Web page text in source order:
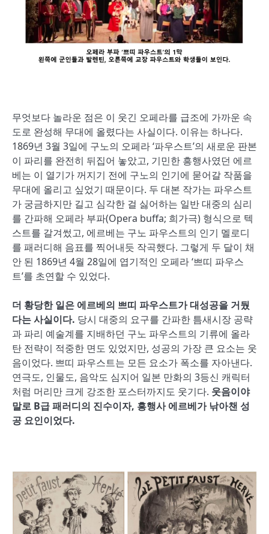
무엇보다 놀라운 점은 이 웃긴 오페라를 급조에 가까운 속
도로 완성해 무대에 올렸다는 사실이다. 이유는 하나다.
1869년 3월 3일에 구노의 오페라 ‘파우스트’의 새로운 판본
이 파리를 완전히 뒤집어 놓았고, 기민한 흥행사였던 에르
베는 이 열기가 꺼지기 전에 구노의 인기에 묻어갈 작품을
무대에 올리고 싶었기 때문이다. 두 대본 작가는 파우스트
가 궁금하지만 길고 심각한 걸 싫어하는 일반 대중의 심리
를 간파해 오페라 부파(Opera buffa; 희가극) 형식으로 텍
스트를 갈겨썼고, 에르베는 구노 파우스트의 인기 멜로디
를 패러디해 음표를 찍어내듯 작곡했다. 그렇게 두 달이 채
안 된 1869년 4월 28일에 엽기적인 오페라 ‘쁘띠 파우스
트’를 초연할 수 있었다.
더 황당한 일은 에르베의 쁘띠 파우스트가 대성공을 거뒀
다는 사실이다. 당시 대중의 요구를 간파한 틈새시장 공략
과 파리 예술계를 지배하던 구노 파우스트의 기류에 올라
탄 전략이 적중한 면도 있었지만, 성공의 가장 큰 요소는 웃
음이었다. 쁘띠 파우스트는 모든 요소가 폭소를 자아낸다.
연극도, 인물도, 음악도 심지어 일본 만화의 3등신 캐릭터
처럼 머리만 크게 강조한 포스터까지도 웃기다. 웃음이야
말로 B급 패러디의 진수이자, 흥행사 에르베가 낚아챈 성
공 요인이었다.